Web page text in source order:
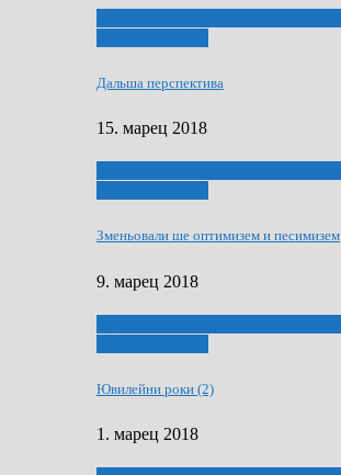
Дальша перспектива
15. марец 2018
Зменьовали ше оптимизем и песимизем
9. марец 2018
Ювилейни роки (2)
1. марец 2018